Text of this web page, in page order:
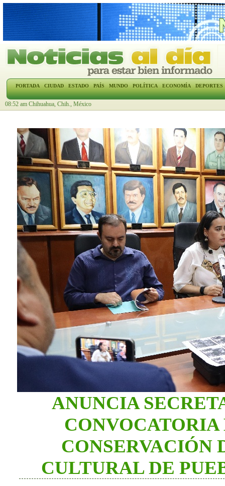
PORTADA CIUDAD ESTADO PAÍS MUNDO POLÍTICA ECONOMÍA DEPORTES
08:52 am Chihuahua, Chih., México
ANUNCIA
CONSERVACIÓN
CULTURAL DE